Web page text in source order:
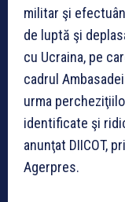
militar şi
de luptă şi
cu Ucraina, pe
cadrul
urma
identificate şi
anunţat DIICOT,
Agerpres.